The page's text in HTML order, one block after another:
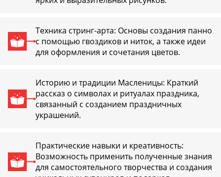
Техника стринг-арта: Основы создания панно
с помощью гвоздиков и ниток, а также идеи
для оформления и сочетания цветов.
Историю и традиции Масленицы: Краткий
рассказ о символах и ритуалах праздника,
связанный с созданием праздничных
украшений.
Практические навыки и креативность:
Возможность применить полученные знания
для самостоятельного творчества и создания